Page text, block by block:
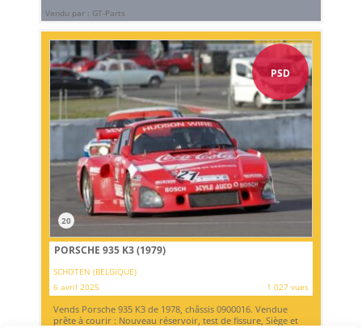
Vendu par : GT-Parts
PSD
20
PORSCHE 935 K3 (1979)
SCHOTEN (BELGIQUE)
6 avril 2025
1 027 vues
Vends Porsche 935 K3 de 1978, châssis 0900016. Vendue
prête à courir : Nouveau réservoir, test de fissure, Siège et